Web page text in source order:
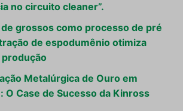
no circuito cleaner”.
de grossos como processo de pré
de espodumênio otimiza
Metalúrgica de Ouro em
O Case de Sucesso da Kinross